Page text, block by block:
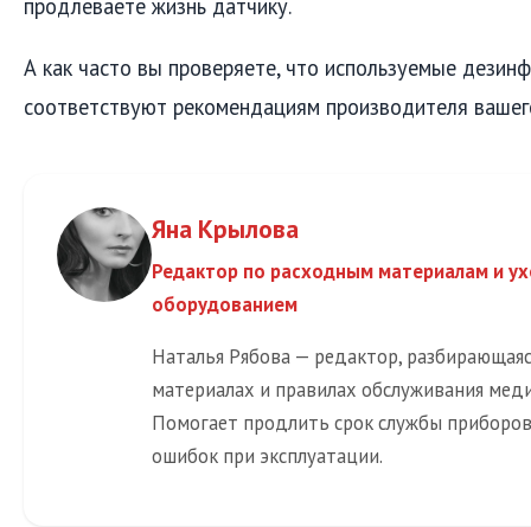
продлеваете жизнь датчику.
А как часто вы проверяете, что используемые
соответствуют рекомендациям производителя
Яна Крылова
Редактор по расходным материалам и
оборудованием
Наталья Рябова — редактор,
материалах и правилах обслуживания
Помогает продлить срок службы
ошибок при эксплуатации.